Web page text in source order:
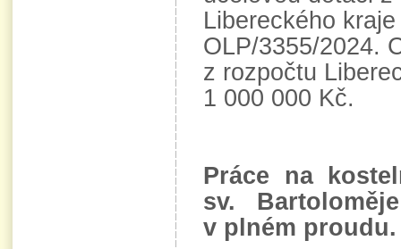
Libereckého
OLP/3355/2024.
z rozpočtu
1 000 000 Kč.
Práce na
sv.
v plném proudu.